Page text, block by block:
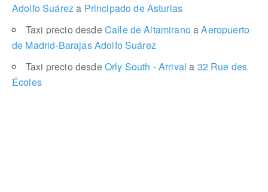
Adolfo Suáreza Principado de Asturias
Taxi precio desdeCalle de AltamiranoaAeropuerto
de Madrid-Barajas Adolfo Suárez
Taxi precio desdeOrly South - Arrivala 32 Rue des
Écoles